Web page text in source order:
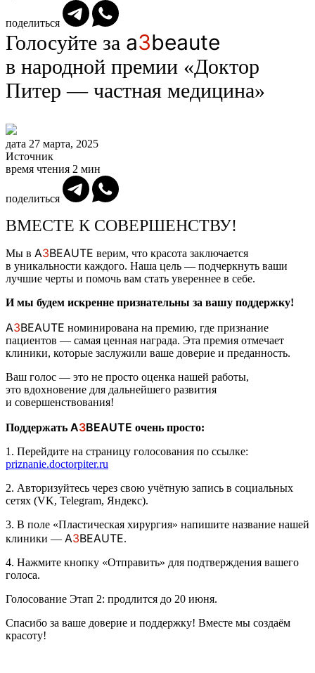
поделиться
Голосуйте за a3beaute
в народной премии «Доктор
Питер — частная медицина»
дата 27 марта, 2025
Источник
время чтения 2 мин
поделиться
ВМЕСТЕ К СОВЕРШЕНСТВУ!
Мы в A3BEAUTE верим, что красота заключается
в уникальности каждого. Наша цель — подчеркнуть ваши
лучшие черты и помочь вам стать увереннее в себе.
И мы будем искренне признательны за вашу поддержку!
A3BEAUTE номинирована на премию, где признание
пациентов — самая ценная награда. Эта премия отмечает
клиники, которые заслужили ваше доверие и преданность.
Ваш голос — это не просто оценка нашей работы,
это вдохновение для дальнейшего развития
и совершенствования!
Поддержать A3BEAUTE очень просто:
1. Перейдите на страницу голосования по ссылке:
priznanie.doctorpiter.ru
2. Авторизуйтесь через свою учётную запись в социальных
сетях (VK, Telegram, Яндекс).
3. В поле «Пластическая хирургия» напишите название нашей
клиники — A3BEAUTE.
4. Нажмите кнопку «Отправить» для подтверждения вашего
голоса.
Голосование Этап 2: продлится до 20 июня.
Спасибо за ваше доверие и поддержку! Вместе мы создаём
красоту!